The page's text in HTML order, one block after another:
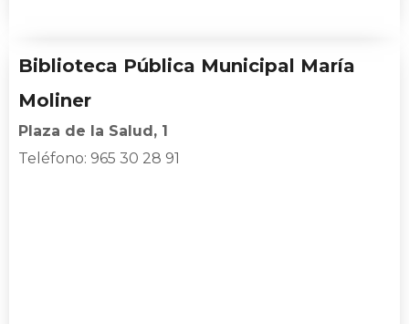
Biblioteca Pública Municipal María
Moliner
Plaza de la Salud, 1
Teléfono: 965 30 28 91